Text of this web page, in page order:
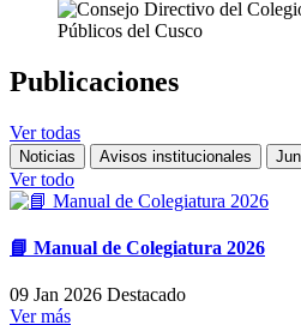
Publicaciones
Ver todas
Noticias Avisos institucionales
Ver todo
📘 Manual de Colegiatura 2026
09 Jan 2026 Destacado
Ver más